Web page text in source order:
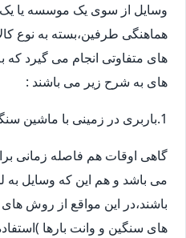
وسایل از سوی یک موسسه یا
هماهنگی طرفین،بسته به نوع
های متفاوتی انجام می گیرد که
های به شرح زیر می باشند :
1.باربری در زمینی با ماشین سنگین و وانت بارها :
گاهی اوقات هم فاصله زمانی
می باشد و هم این که وسایل به
باشند،در این مواقع از روش
های سنگین و وانت بارها